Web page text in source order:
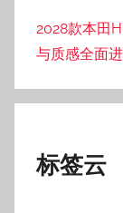
2028款本田
与质感全面
标签云